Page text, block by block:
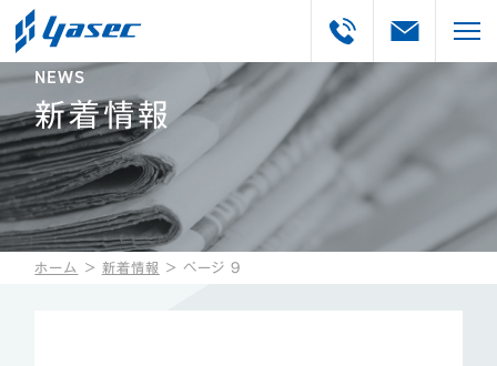
NEWS
新着情報
ホーム ＞ 新着情報 ＞ ページ 9